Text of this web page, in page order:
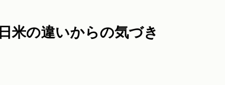
米の違いからの気づき